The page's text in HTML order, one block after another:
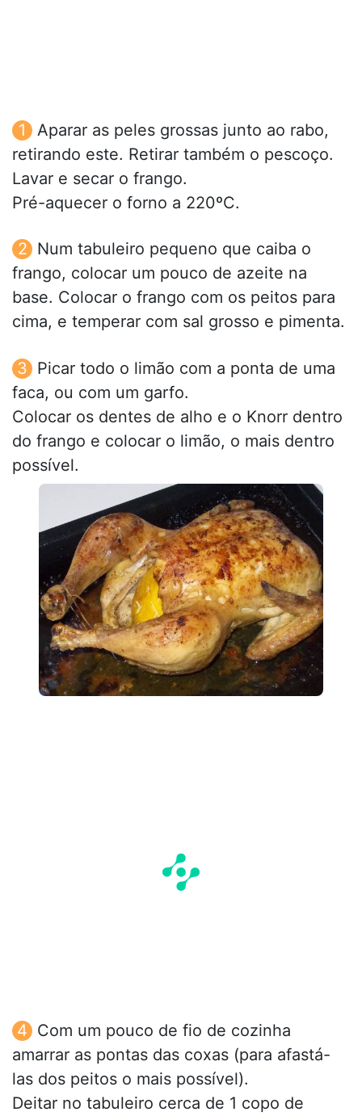
Aparar as peles grossas junto ao rabo,
retirando este. Retirar também o pescoço.
Lavar e secar o frango.
Pré-aquecer o forno a 220ºC.
Num tabuleiro pequeno que caiba o
frango, colocar um pouco de azeite na
base. Colocar o frango com os peitos para
cima, e temperar com sal grosso e pimenta.
Picar todo o limão com a ponta de uma
faca, ou com um garfo.
Colocar os dentes de alho e o Knorr dentro
do frango e colocar o limão, o mais dentro
possível.
Com um pouco de fio de cozinha
amarrar as pontas das coxas (para afastá-
las dos peitos o mais possível).
Deitar no tabuleiro cerca de 1 copo de